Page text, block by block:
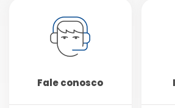
Fale conosco